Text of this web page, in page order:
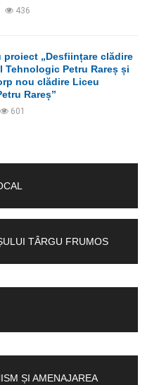
436
„Desființare clădire
Tehnologic Petru Rareș și
nou clădire Liceu
Rareș”
601
TÂRGU FRUMOS
ȘI AMENAJAREA